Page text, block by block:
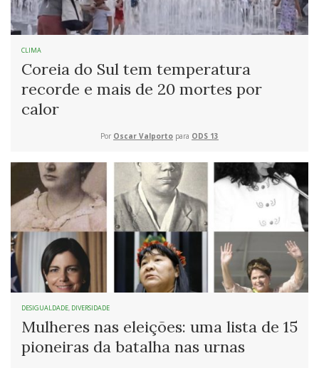
CLIMA
Coreia do Sul tem temperatura
recorde e mais de 20 mortes por
calor
Por Oscar Valporto para ODS 13
DESIGUALDADE, DIVERSIDADE
Mulheres nas eleições: uma lista de 15
pioneiras da batalha nas urnas